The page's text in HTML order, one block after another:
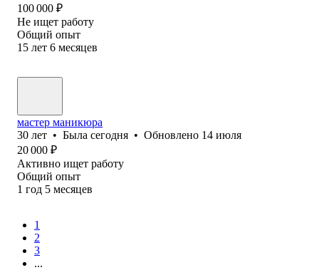
100 000 ₽
Не ищет работу
Общий опыт
15 лет 6 месяцев
мастер маникюра
30 лет • Была сегодня • Обновлено 14 июля
20 000 ₽
Активно ищет работу
Общий опыт
1 год 5 месяцев
1
2
3
...